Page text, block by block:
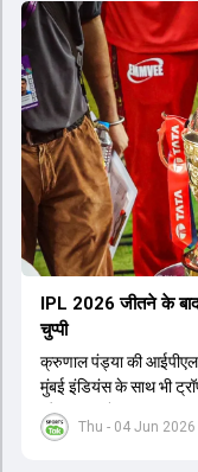
Thu - 04 Jun 2026
IPL 2026 जीतने के बाद
चुप्पी
क्रुणाल पंड्या की आईपीएल
मुंबई इंडियंस के साथ भी
और 2020 में ट्रॉफी जीती थी.